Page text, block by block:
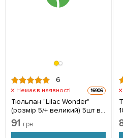
6
Немає в наявності 16906
Тюльпан "Lilac Wonder"
(розмір 5/+ великий) 5шт в
упаковці
91 грн